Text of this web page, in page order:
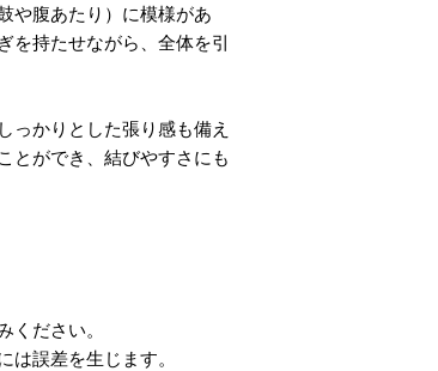
や腹あたり）に模様があ
を持たせながら、全体を引
っかりとした張り感も備え
とができ、結びやすさにも
ください。
は誤差を生じます。